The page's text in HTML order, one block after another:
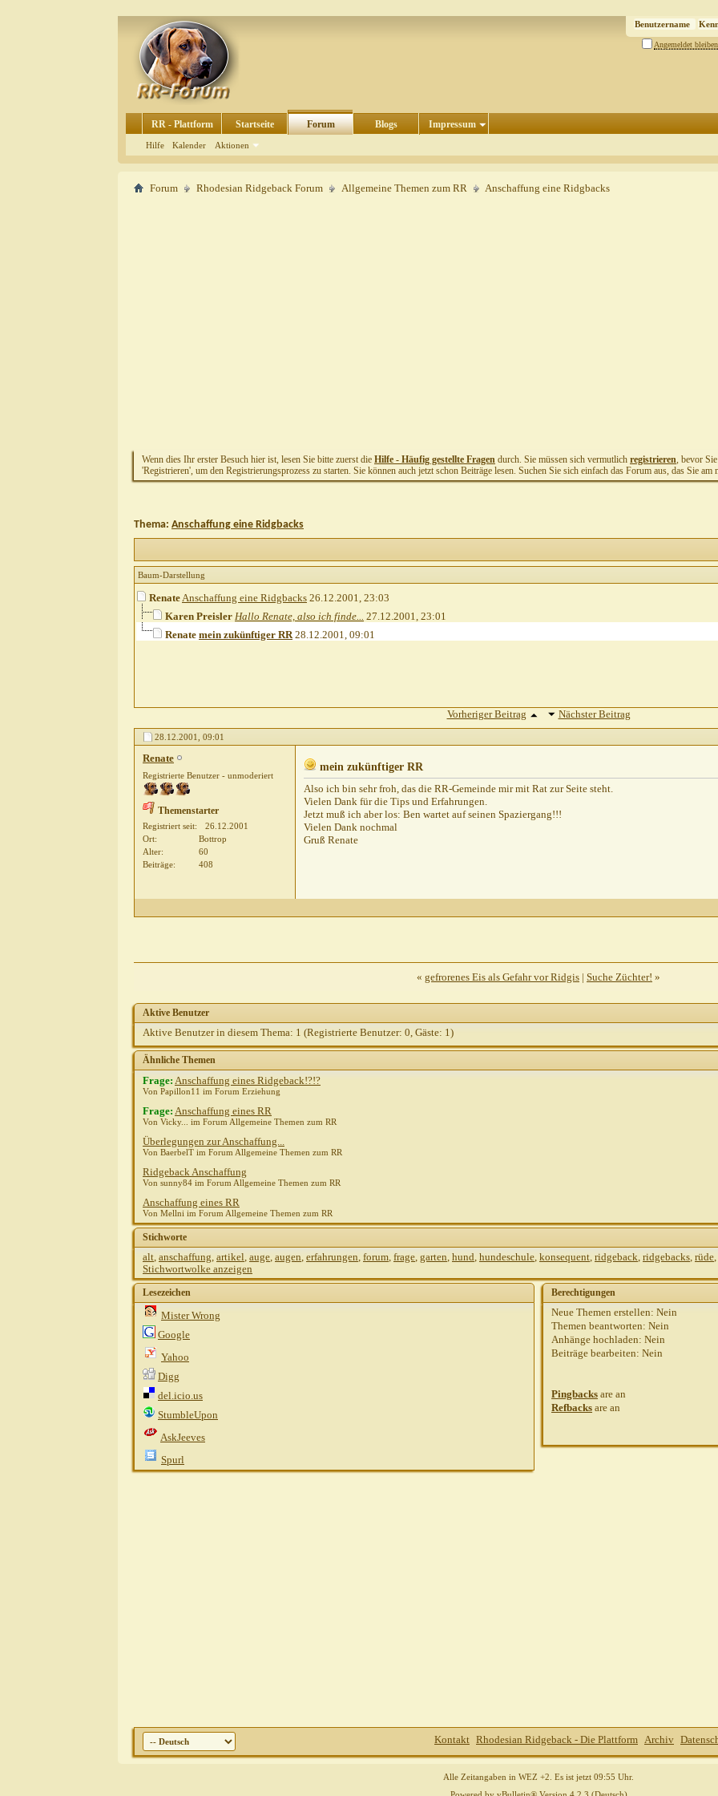
Angemeldet
RR - Plattform Startseite Forum
Hilfe Kalender Aktionen
Blogs Impressum
Forum Rhodesian Ridgeback Forum Allgemeine Themen zum RR Anschaffung eine Ridgbacks
Wenn dies Ihr erster Besuch hier ist, lesen Sie bitte zuerst die Hilfe - Häufig gestellte Fragen durch. Sie müssen sich vermutlich registrieren, bevor
'Registrieren', um den Registrierungsprozess zu starten. Sie können auch jetzt schon Beiträge lesen. Suchen Sie sich einfach das Forum aus, das Sie am
Thema: Anschaffung eine Ridgbacks
Baum-Darstellung
RenateAnschaffung eine Ridgbacks 26.12.2001, 23:03
Karen Preisler Hallo Renate, also ich finde... 27.12.2001, 23:01
Renate mein zukünftiger RR28.12.2001, 09:01
Vorheriger Beitrag Nächster Beitrag
28.12.2001, 09:01
Renate
Registrierte Benutzer - unmoderiert
Themenstarter
Registriert seit
26.12.2001
Ort
Bottrop
Alter
60
Beiträge
408
mein zukünftiger RR
Also ich bin sehr froh, das die RR-Gemeinde mir mit Rat zur Seite steht.
Vielen Dank für die Tips und Erfahrungen.
Jetzt muß ich aber los: Ben wartet auf seinen Spaziergang!!!
Vielen Dank nochmal
Gruß Renate
« gefrorenes Eis als Gefahr vor Ridgis | Suche Züchter! »
Aktive Benutzer
Aktive Benutzer in diesem Thema: 1 (Registrierte Benutzer: 0, Gäste: 1)
Ähnliche Themen
Frage: Anschaffung eines Ridgeback!?!?
Von Papillon11 im Forum Erziehung
Frage: Anschaffung eines RR
Von Vicky... im Forum Allgemeine Themen zum RR
Überlegungen zur Anschaffung...
Von BaerbelT im Forum Allgemeine Themen zum RR
Ridgeback Anschaffung
Von sunny84 im Forum Allgemeine Themen zum RR
Anschaffung eines RR
Von Mellni im Forum Allgemeine Themen zum RR
Stichworte
alt, anschaffung, artikel, auge, augen, erfahrungen, forum, frage, garten, hund, hundeschule, konsequent, ridgeback, ridgebacks, rüde,
Stichwortwolke anzeigen
Lesezeichen
Mister Wrong
Google
Yahoo
Digg
del.icio.us
StumbleUpon
AskJeeves
Spurl
Berechtigungen
Neue Themen erstellen:Nein
Themen beantworten:Nein
Anhänge hochladen:Nein
Beiträge bearbeiten:Nein
Pingbacks arean
Refbacks arean
Kontakt Rhodesian Ridgeback - Die Plattform Archiv
Alle Zeitangaben in WEZ +2. Es ist jetzt 09:55 Uhr.